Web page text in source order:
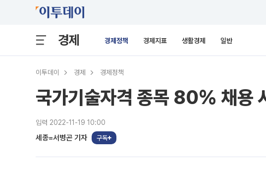
경제 경제정책 경제지표 생활경제 일반
이투데이 경제 경제정책
국가기술자격 종목 80% 채용
입력 2022-11-19 10:00
세종=서병곤 기자 구독